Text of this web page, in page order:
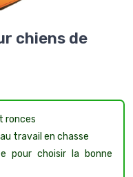
chiens de
ronces
travail en chasse
pour choisir la bonne